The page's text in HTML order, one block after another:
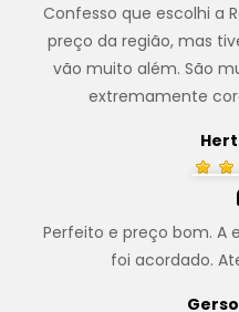
Confesso que escolhi a
preço da região, mas
vão muito além. São
extremamente
Perfeito e preço bom. A
foi acordado.